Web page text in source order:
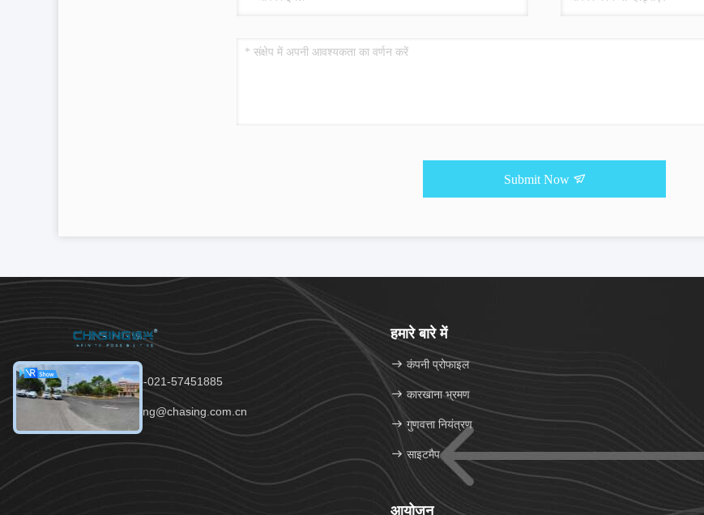
Submit Now
टेलीफोन：86-021-57451885
ईमेल：chasing@chasing.com.cn
हमारे बारे में
कंपनी प्रोफाइल
कारखाना भ्रमण
गुणवत्ता नियंत्रण
साइटमैप
आयोजन